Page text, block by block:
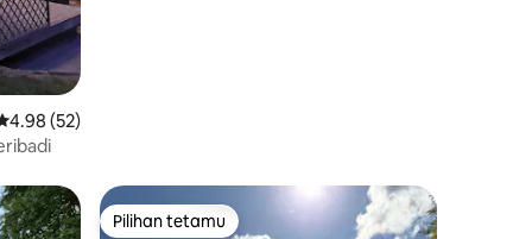
purata 4.98 daripada 5, 52 ulasan
4.98 (52)
Pilihan tetamu
Pilihan tetamu